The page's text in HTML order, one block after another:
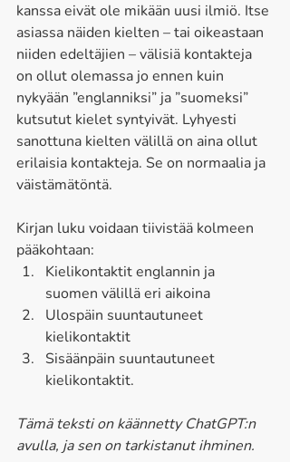
kanssa eivät ole mikään uusi ilmiö. Itse
asiassa näiden kielten – tai oikeastaan
niiden edeltäjien – välisiä kontakteja
on ollut olemassa jo ennen kuin
nykyään ”englanniksi” ja ”suomeksi”
kutsutut kielet syntyivät. Lyhyesti
sanottuna kielten välillä on aina ollut
erilaisia kontakteja. Se on normaalia ja
väistämätöntä.
Kirjan luku voidaan tiivistää kolmeen
pääkohtaan:
Kielikontaktit englannin ja
suomen välillä eri aikoina
Ulospäin suuntautuneet
kielikontaktit
Sisäänpäin suuntautuneet
kielikontaktit.
Tämä teksti on käännetty ChatGPT:n
avulla, ja sen on tarkistanut ihminen.